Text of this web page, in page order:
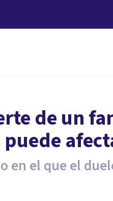
de un
puede
en el que el